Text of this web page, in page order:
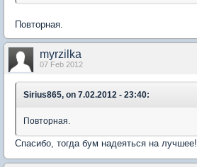
Повторная.
myrzilka
07 Feb 2012
Sirius865, on 7.02.2012 - 23:40:
Повторная.
Спасибо, тогда бум надеяться на лучшее!